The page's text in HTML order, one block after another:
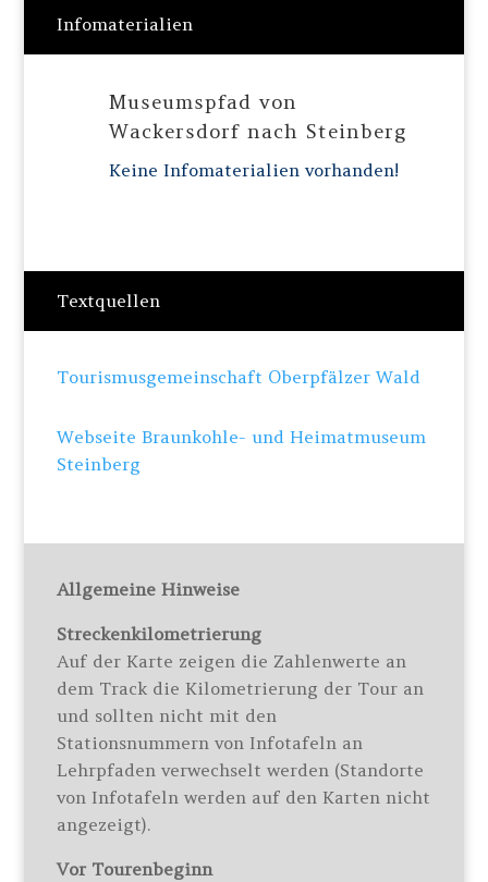
Infomaterialien
Museumspfad von
Wackersdorf nach Steinberg
Keine Infomaterialien vorhanden!
Textquellen
Tourismusgemeinschaft Oberpfälzer Wald
Webseite Braunkohle- und Heimatmuseum
Steinberg
Allgemeine Hinweise
Streckenkilometrierung
Auf der Karte zeigen die Zahlenwerte an
dem Track die Kilometrierung der Tour an
und sollten nicht mit den
Stationsnummern von Infotafeln an
Lehrpfaden verwechselt werden (Standorte
von Infotafeln werden auf den Karten nicht
angezeigt).
Vor Tourenbeginn